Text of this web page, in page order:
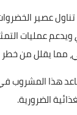
تناول عصير
ويدعم عمليات
مما يقلل من خطر
هذا
الضرورية.